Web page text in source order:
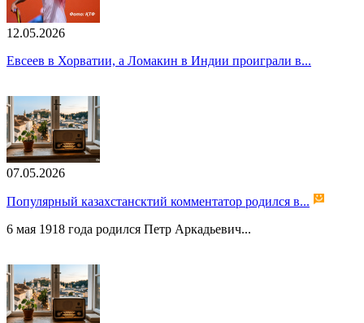
12.05.2026
Евсеев в Хорватии, а Ломакин в Индии проиграли в...
07.05.2026
Популярный казахстансктий комментатор родился в...
6 мая 1918 года родился Петр Аркадьевич...